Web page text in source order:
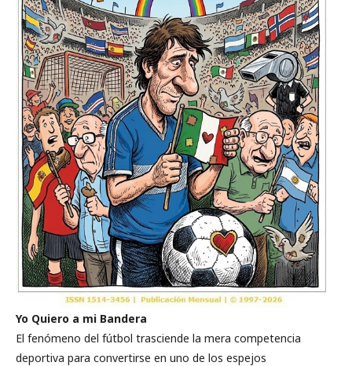
Yo Quiero a mi Bandera
El fenómeno del fútbol trasciende la mera competencia
deportiva para convertirse en uno de los espejos